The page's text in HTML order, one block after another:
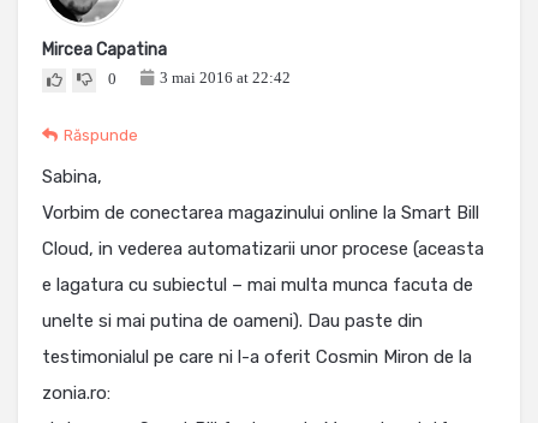
Mircea Capatina
0 3 mai 2016 at 22:42
Răspunde
Sabina,
Vorbim de conectarea magazinului online la Smart Bill
Cloud, in vederea automatizarii unor procese (aceasta
e lagatura cu subiectul – mai multa munca facuta de
unelte si mai putina de oameni). Dau paste din
testimonialul pe care ni l-a oferit Cosmin Miron de la
zonia.ro: